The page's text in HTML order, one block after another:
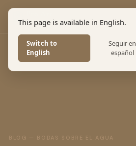
This page is available in English.
Switch to
English
Seguir en
español
PHOTOGRAPHERS
BLOG — BODAS SOBRE EL AGUA